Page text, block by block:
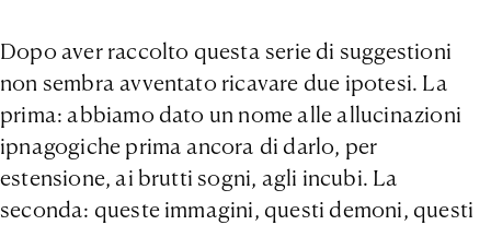
Dopo aver raccolto questa serie di suggestioni
non sembra avventato ricavare due ipotesi. La
prima: abbiamo dato un nome alle allucinazioni
ipnagogiche prima ancora di darlo, per
estensione, ai brutti sogni, agli incubi. La
seconda: queste immagini, questi demoni, questi